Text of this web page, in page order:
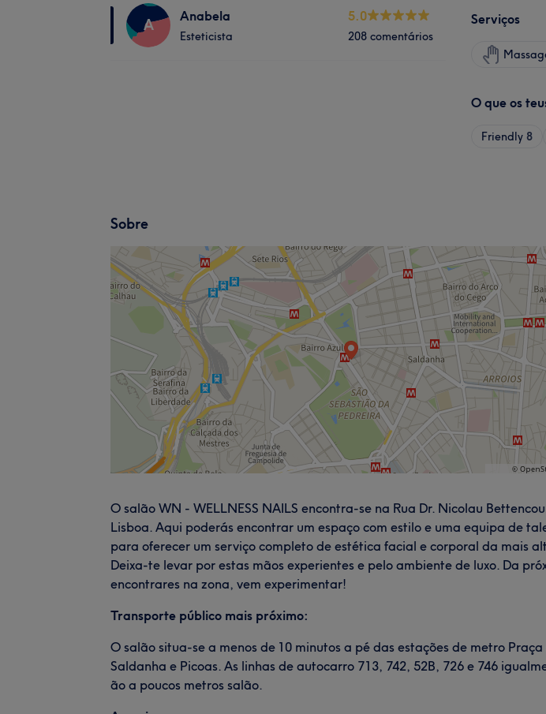
A Anabela
Esteticista
5.0
208 comentários
Serviços
O que os
Friendly 8
Sobre
O salão WN - WELLNESS NAILS encontra-se na Rua Dr. Nicolau
Lisboa. Aqui poderás encontrar um espaço com estilo e uma equipa de
para oferecer um serviço completo de estética facial e corporal da mais
Deixa-te levar por estas mãos experientes e pelo ambiente de luxo. Da
encontrares na zona, vem experimentar!
Transporte público mais próximo:
O salão situa-se a menos de 10 minutos a pé das estações de metro Praça
Saldanha e Picoas. As linhas de autocarro 713, 742, 52B, 726 e 746
ão a poucos metros salão.